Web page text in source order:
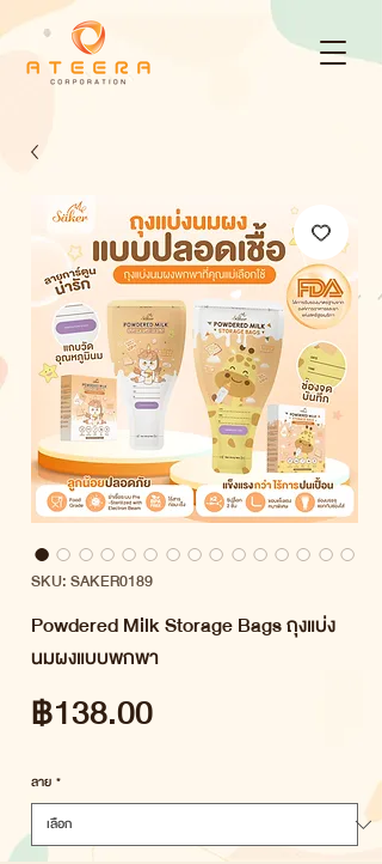
SKU: SAKER0189
Powdered Milk Storage Bags ถุงแบ่ง
นมผงแบบพกพา
฿138.00ราคา
ลาย *